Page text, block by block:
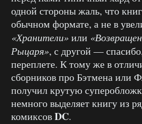
одной стороны жаль, что
обычном формате, а не в
«Хранители»или
Рыцаря», с другой —
переплете. К тому же в
сборников про Бэтмена или
получил крутую
немного выделяет книгу из
комиксовDC.